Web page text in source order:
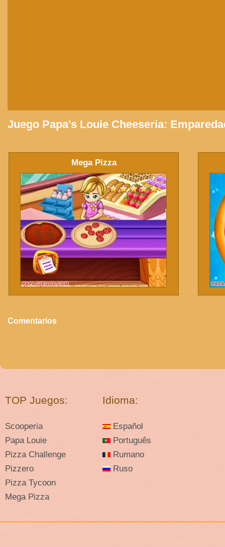
Juego Papa's Louie Cheeseria:
Mega Pizza
Comentarios
TOP Juegos:
Scooperia
Papa Louie
Pizza Challenge
Pizzero
Pizza Tycoon
Mega Pizza
Idioma:
Español
Português
Rumano
Ruso